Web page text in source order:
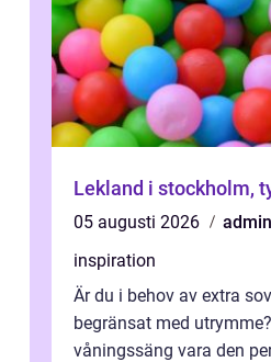
Lekland i stockholm,
05 augusti 2026
admin
inspiration
Är du i behov av extra
begränsat med
våningssäng vara den